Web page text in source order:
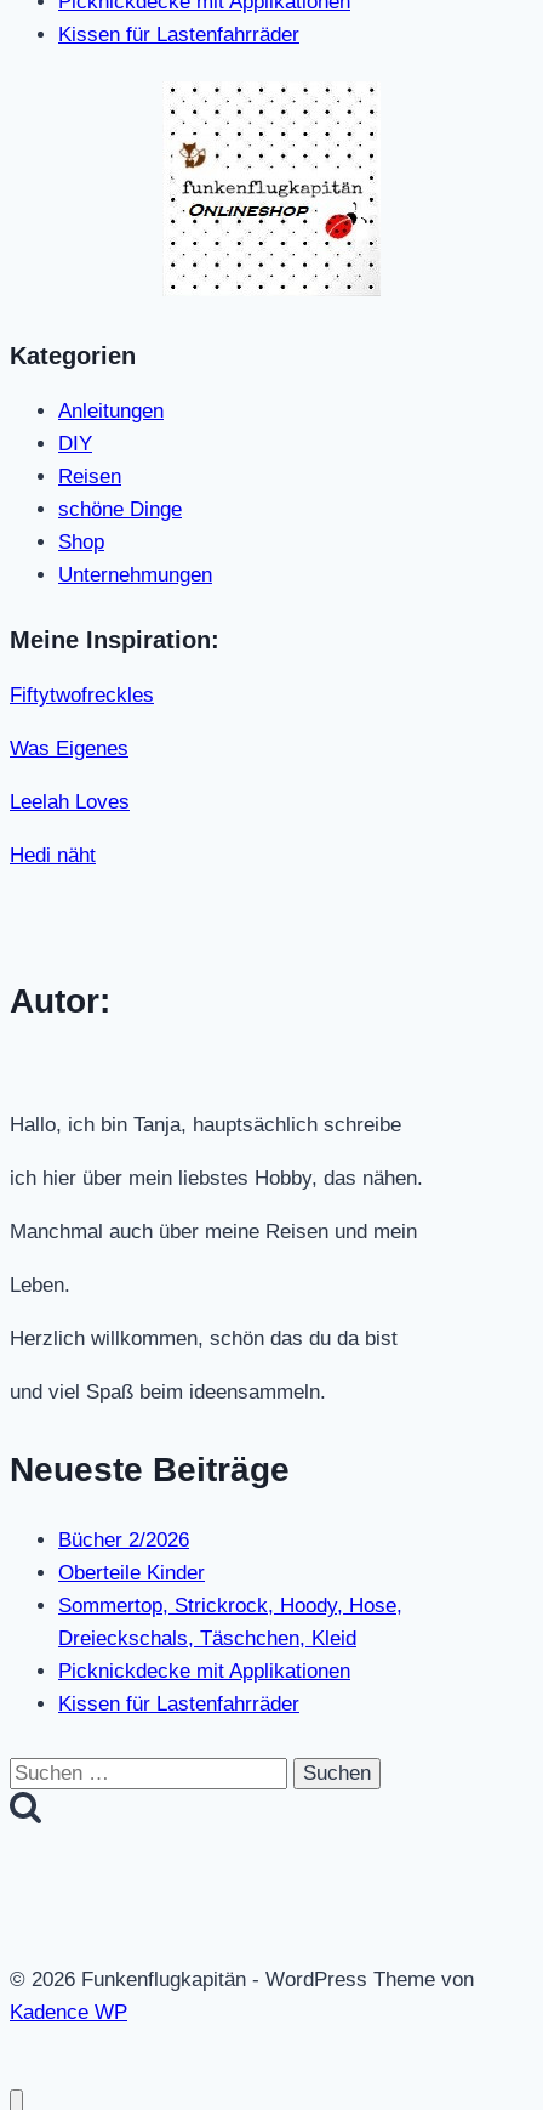
Kissen für Lastenfahrräder
Kategorien
Anleitungen
DIY
Reisen
schöne Dinge
Shop
Unternehmungen
Meine Inspiration:
Fiftytwofreckles
Was Eigenes
Leelah Loves
Hedi näht
Autor:
Hallo, ich bin Tanja, hauptsächlich schreibe
ich hier über mein liebstes Hobby, das nähen.
Manchmal auch über meine Reisen und mein
Leben.
Herzlich willkommen, schön das du da bist
und viel Spaß beim ideensammeln.
Neueste Beiträge
Bücher 2/2026
Oberteile Kinder
Sommertop, Strickrock, Hoody, Hose,
Dreieckschals, Täschchen, Kleid
Picknickdecke mit Applikationen
Kissen für Lastenfahrräder
Suchen
nach:
© 2026 Funkenflugkapitän - WordPress Theme von
Kadence WP